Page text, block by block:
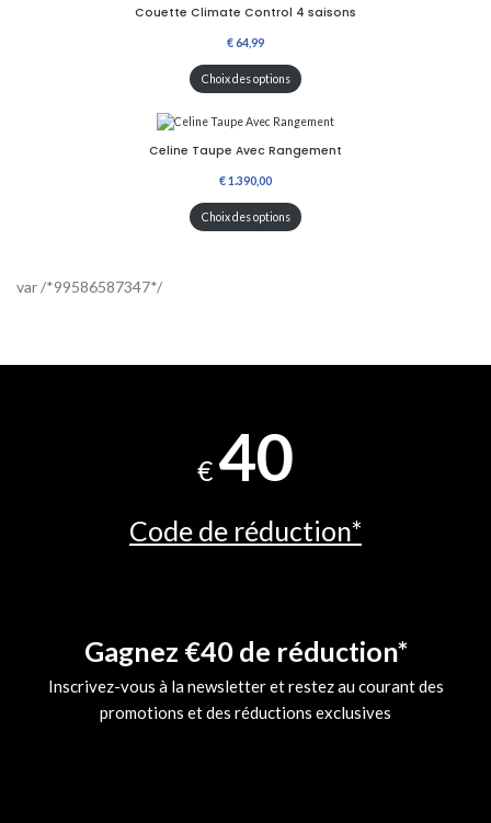
Couette Climate Control 4 saisons
Choix des options
Celine Taupe Avec Rangement
Choix des options
var /*99586587347*/
€ 40
Code de réduction*
Gagnez €40 de réduction*
Inscrivez-vous à la newsletter et restez au courant des
promotions et des réductions exclusives